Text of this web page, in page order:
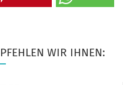
WIR IHNEN: